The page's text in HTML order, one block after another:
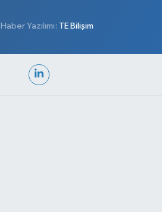
Haber Yazılımı: TE Bilişim